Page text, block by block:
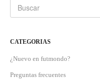
CATEGORIAS
¿Nuevo en futmondo?
Preguntas frecuentes